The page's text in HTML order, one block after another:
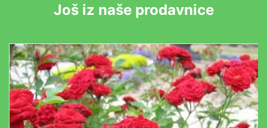
Još iz naše prodavnice